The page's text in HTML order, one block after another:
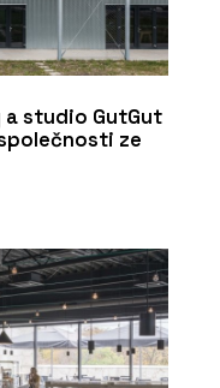
studio GutGut
ze